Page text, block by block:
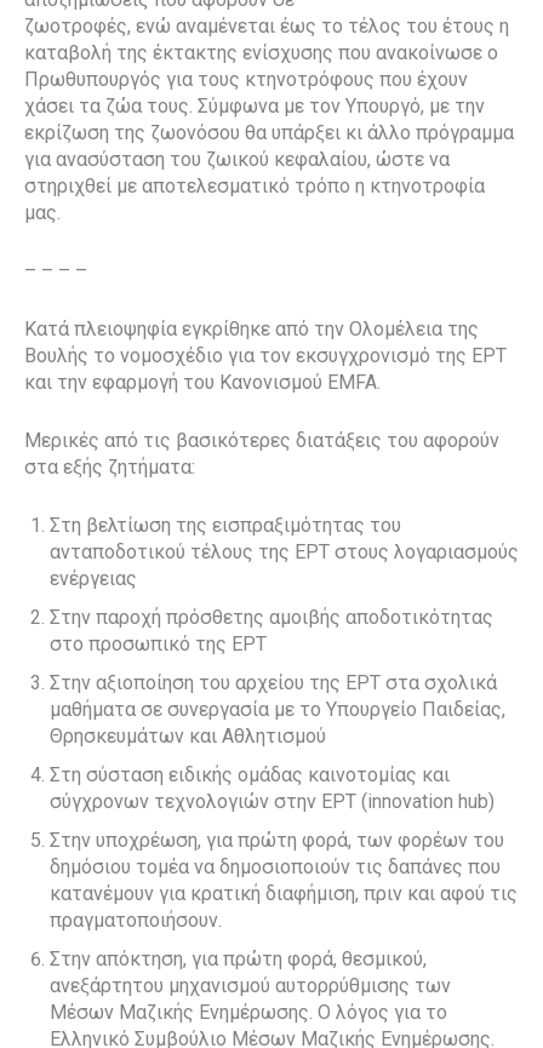
ζωοτροφές, ενώ αναμένεται έως το τέλος του έτους η
καταβολή της έκτακτης ενίσχυσης που ανακοίνωσε ο
Πρωθυπουργός για τους κτηνοτρόφους που έχουν
χάσει τα ζώα τους. Σύμφωνα με τον Υπουργό, με την
εκρίζωση της ζωονόσου θα υπάρξει κι άλλο πρόγραμμα
για ανασύσταση του ζωικού κεφαλαίου, ώστε να
στηριχθεί με αποτελεσματικό τρόπο η κτηνοτροφία
μας.
– – – –
Κατά πλειοψηφία εγκρίθηκε από την Ολομέλεια της
Βουλής το νομοσχέδιο για τον εκσυγχρονισμό της ΕΡΤ
και την εφαρμογή του Κανονισμού EMFA.
Μερικές από τις βασικότερες διατάξεις του αφορούν
στα εξής ζητήματα:
Στη βελτίωση της εισπραξιμότητας του
ανταποδοτικού τέλους της ΕΡΤ στους λογαριασμούς
ενέργειας
Στην παροχή πρόσθετης αμοιβής αποδοτικότητας
στο προσωπικό της ΕΡΤ
Στην αξιοποίηση του αρχείου της ΕΡΤ στα σχολικά
μαθήματα σε συνεργασία με το Υπουργείο Παιδείας,
Θρησκευμάτων και Αθλητισμού
Στη σύσταση ειδικής ομάδας καινοτομίας και
σύγχρονων τεχνολογιών στην ΕΡΤ (innovation hub)
Στην υποχρέωση, για πρώτη φορά, των φορέων του
δημόσιου τομέα να δημοσιοποιούν τις δαπάνες που
κατανέμουν για κρατική διαφήμιση, πριν και αφού τις
πραγματοποιήσουν.
Στην απόκτηση, για πρώτη φορά, θεσμικού,
ανεξάρτητου μηχανισμού αυτορρύθμισης των
Μέσων Μαζικής Ενημέρωσης. Ο λόγος για το
Ελληνικό Συμβούλιο Μέσων Μαζικής Ενημέρωσης.